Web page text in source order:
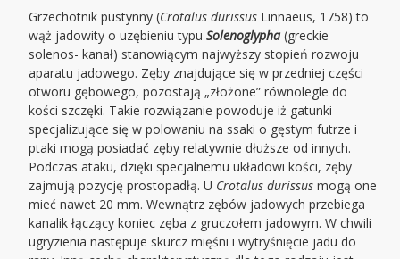
Grzechotnik pustynny (Crotalus durissus Linnaeus, 1758) to
wąż jadowity o uzębieniu typuSolenoglypha(greckie
solenos- kanał) stanowiącym najwyższy stopień rozwoju
aparatu jadowego. Zęby znajdujące się w przedniej części
otworu gębowego, pozostają „złożone” równolegle do
kości szczęki. Takie rozwiązanie powoduje iż gatunki
specjalizujące się w polowaniu na ssaki o gęstym futrze i
ptaki mogą posiadać zęby relatywnie dłuższe od innych.
Podczas ataku, dzięki specjalnemu układowi kości, zęby
zajmują pozycję prostopadłą. U Crotalus durissus mogą one
mieć nawet 20 mm. Wewnątrz zębów jadowych przebiega
kanalik łączący koniec zęba z gruczołem jadowym. W chwili
ugryzienia następuje skurcz mięśni i wytryśnięcie jadu do